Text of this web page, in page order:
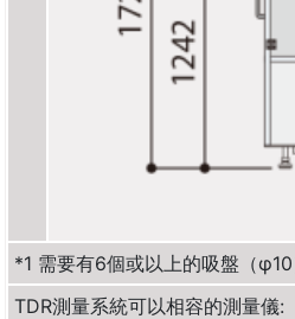
*1 需要有6個或以上的吸盤（
TDR測量系統可以相容的測量儀: